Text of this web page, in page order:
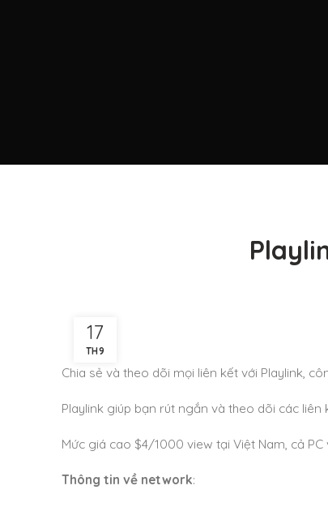
17
TH9
Chia sẻ và theo dõi mọi liên kết với Playlink,
Playlink giúp bạn rút ngắn và theo dõi các
Mức giá cao $4/1000 view tại Việt Nam, cả PC
Thông tin về network: